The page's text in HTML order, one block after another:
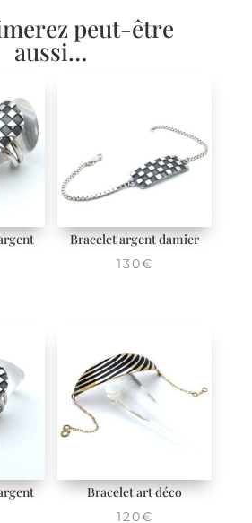
peut-être
aussi…
Bracelet argent damier
130€
Bracelet art déco
120€